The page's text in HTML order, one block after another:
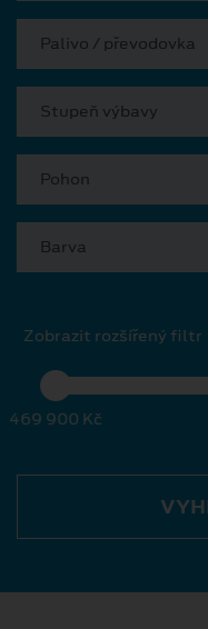
Palivo / převodovka
Stupeň výbavy
Pohon
Barva
Zobrazit rozšířený filtr
469 900 Kč